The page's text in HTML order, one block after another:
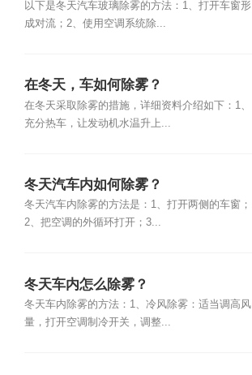
以下是冬天汽车玻璃除雾的方法：1、打开车窗形
成对流；2、使用空调系统除...
在冬天，车如何除雾？
在冬天采取除雾的措施，详细资料介绍如下：1、
充分热车，让发动机水温升上...
冬天汽车内如何除雾？
冬天汽车内除雾的方法是：1、打开两侧的车窗；
2、把空调的外循环打开；3...
冬天车内怎么除雾？
冬天车内除雾的方法：1、冷风除雾：适当调高风
量，打开空调制冷开关，调整...